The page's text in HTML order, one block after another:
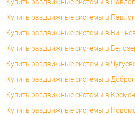
Купить раздвижные системы в
Купить раздвижные системы в
Купить раздвижные системы в
Купить раздвижные системы в
Купить раздвижные системы в
Купить раздвижные системы в
Купить раздвижные системы в